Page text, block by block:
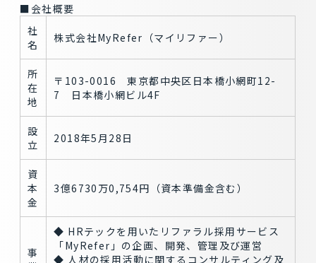
■会社概要
社
名
株式会社MyRefer（マイリファー）
所
在
地
〒103-0016 東京都中央区日本橋小網町12-
7 日本橋小網ビル4F
設
立
2018年5月28日
資
本
金
3億6730万0,754円（資本準備金含む）
事
◆ HRテックを用いたリファラル採用サービス
「MyRefer」の企画、開発、管理及び運営
◆ 人材の採用活動に関するコンサルティング及